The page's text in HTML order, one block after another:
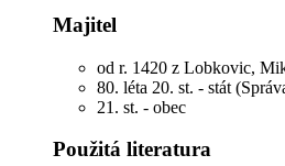
Majitel
od r. 1420 z Lobkovic,
80. léta 20. st. - stát
21. st. - obec
Použitá literatura